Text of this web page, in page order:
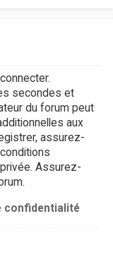
secondes et
du forum peut
aux
assurez-
Assurez-
confidentialité